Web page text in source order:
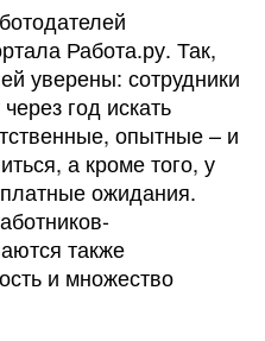
Работа.ру. Так,
уверены: сотрудники
год искать
опытные – и
а кроме того, у
ожидания.
также
и множество